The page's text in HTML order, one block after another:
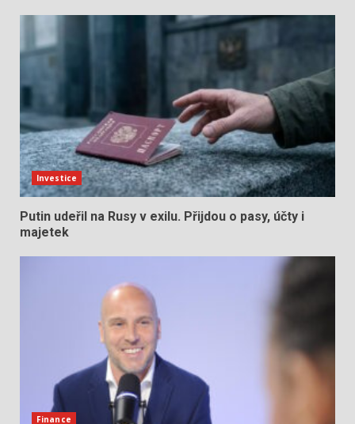
Investice
Putin udeřil na Rusy v exilu. Přijdou o pasy, účty i
majetek
Finance